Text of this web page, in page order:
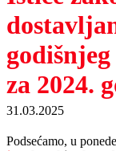
za 2024.
31.03.2025
Podsećamo, u